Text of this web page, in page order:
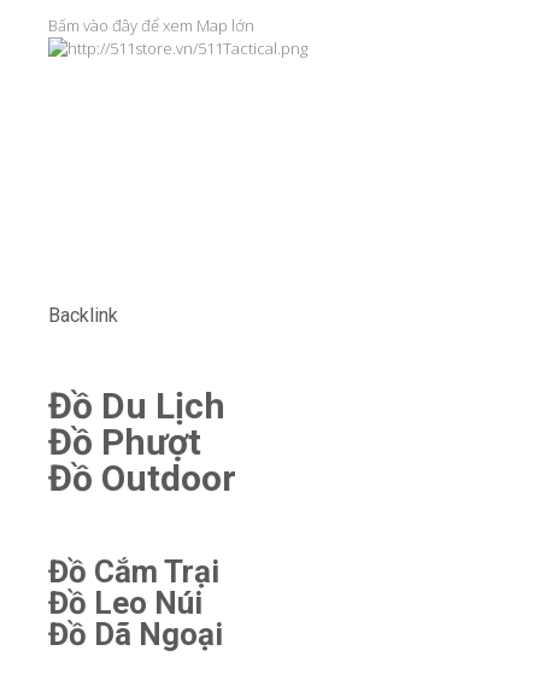
Bấm vào đây để xem Map lớn
Backlink
Đồ Du Lịch
Đồ Phượt
Đồ Outdoor
Đồ Cắm Trại
Đồ Leo Núi
Đồ Dã Ngoại